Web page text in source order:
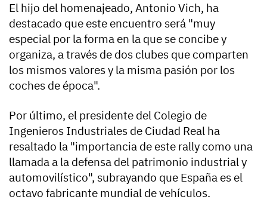
El hijo del homenajeado, Antonio Vich, ha
destacado que este encuentro será "muy
especial por la forma en la que se concibe y
organiza, a través de dos clubes que comparten
los mismos valores y la misma pasión por los
coches de época".
Por último, el presidente del Colegio de
Ingenieros Industriales de Ciudad Real ha
resaltado la "importancia de este rally como una
llamada a la defensa del patrimonio industrial y
automovilístico", subrayando que España es el
octavo fabricante mundial de vehículos.